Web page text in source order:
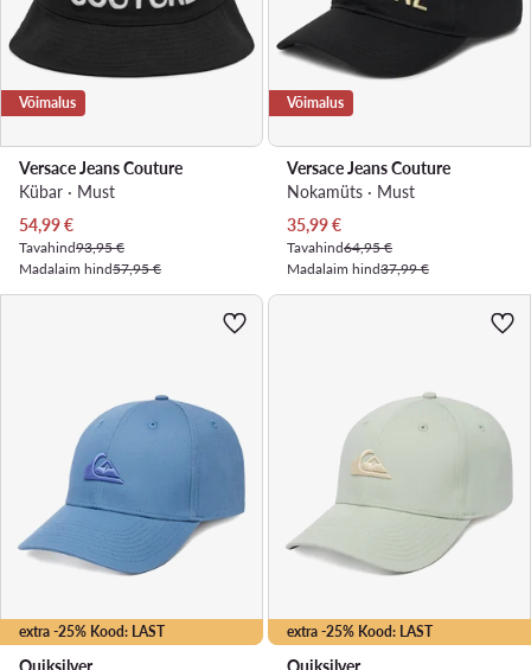
Võimalus
Versace Jeans Couture
Kübar · Must
Praegune hind
54,99€
Tavahind93,95 €
Madalaim hind57,95 €
Võimalus
Versace Jeans Couture
Nokamüts · Must
Praegune hind
35,99€
Tavahind64,95 €
Madalaim hind37,99 €
extra -25% Kood: LAST
Quiksilver
extra -25% Kood: LAST
Quiksilver